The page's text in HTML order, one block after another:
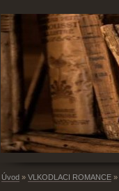
Úvod » VLKODLACI ROMANCE »